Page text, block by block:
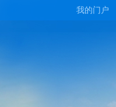
我的门户